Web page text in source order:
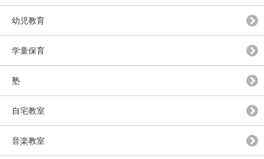
幼児教育
学童保育
塾
自宅教室
音楽教室